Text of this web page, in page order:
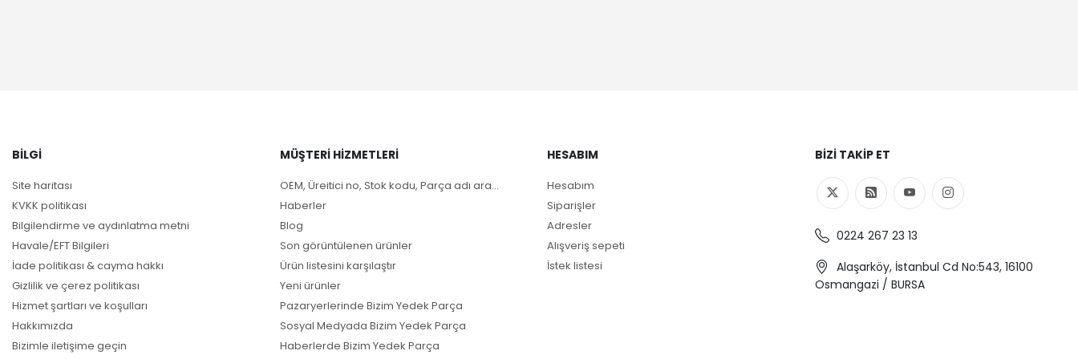
BILGI
Site haritası
KVKK politikası
Bilgilendirme ve aydınlatma metni
Havale/EFT Bilgileri
İade politikası & cayma hakkı
Gizlilik ve çerez politikası
Hizmet şartları ve koşulları
Hakkımızda
Bizimle iletişime geçin
MÜŞTERI HIZMETLERI
OEM, Üreitici no, Stok kodu, Parça adı ara...
Haberler
Blog
Son görüntülenen ürünler
Ürün listesini karşılaştır
Yeni ürünler
Pazaryerlerinde Bizim Yedek Parça
Sosyal Medyada Bizim Yedek Parça
Haberlerde Bizim Yedek Parça
HESABIM
Hesabım
Siparişler
Adresler
Alışveriş sepeti
İstek listesi
BIZI TAKIP ET
0224 267 23 13
Alaşarköy, İstanbul Cd No:543, 16100
Osmangazi / BURSA